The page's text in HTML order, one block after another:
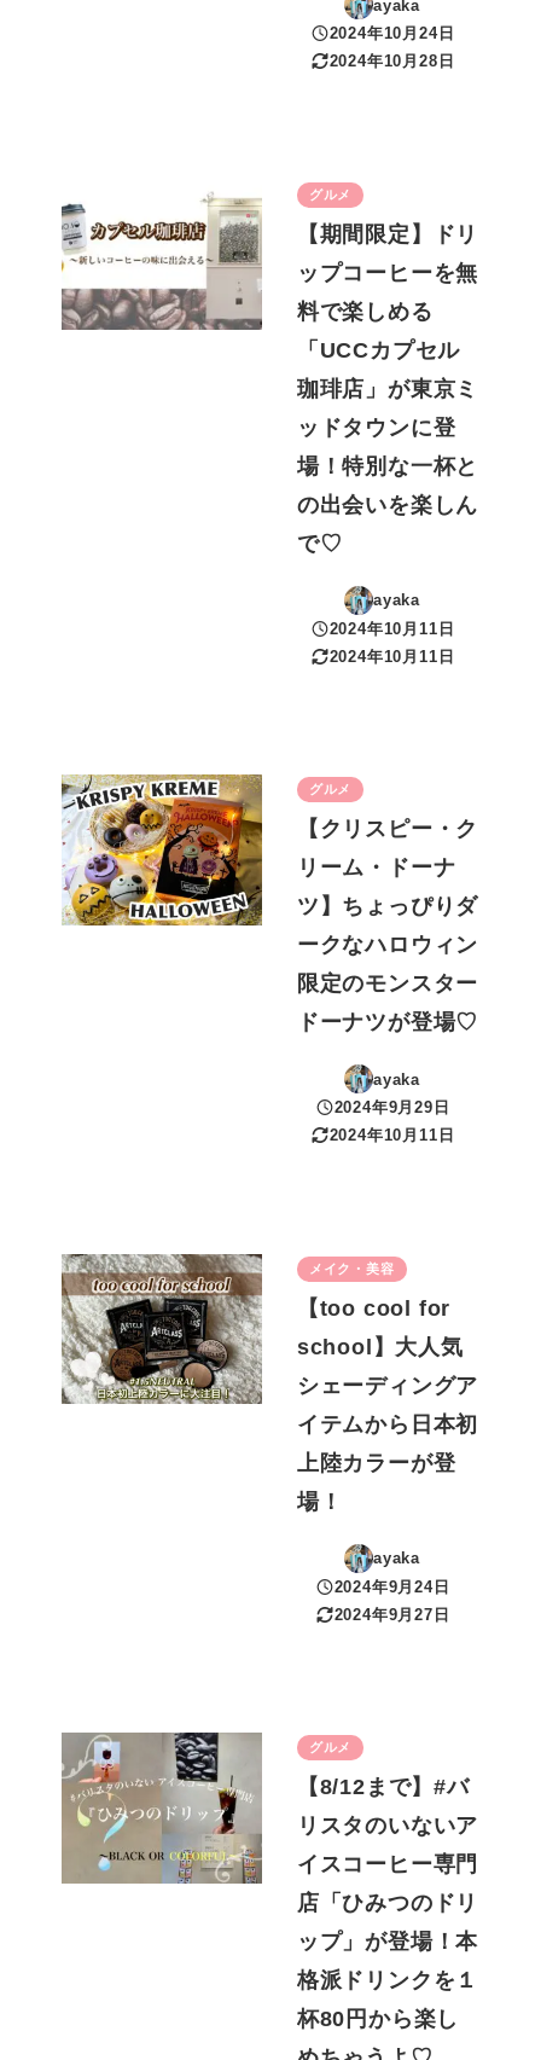
ayaka
投稿日
2024年10月24日
更新日
2024年10月28日
グルメ
【期間限定】ドリ
ップコーヒーを無
料で楽しめる
「UCCカプセル
珈琲店」が東京ミ
ッドタウンに登
場！特別な一杯と
の出会いを楽しん
で♡
ayaka
投稿日
2024年10月11日
更新日
2024年10月11日
グルメ
【クリスピー・ク
リーム・ドーナ
ツ】ちょっぴりダ
ークなハロウィン
限定のモンスター
ドーナツが登場♡
ayaka
投稿日
2024年9月29日
更新日
2024年10月11日
メイク・美容
【too cool for
school】大人気
シェーディングア
イテムから日本初
上陸カラーが登
場！
ayaka
投稿日
2024年9月24日
更新日
2024年9月27日
グルメ
【8/12まで】#バ
リスタのいないア
イスコーヒー専門
店「ひみつのドリ
ップ」が登場！本
格派ドリンクを１
杯80円から楽し